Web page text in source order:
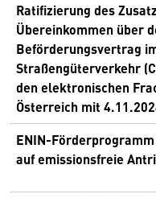
Ratifizierung des
Übereinkommen über
Beförderungsvertrag
Straßengüterverkehr
den elektronischen
Österreich mit
ENIN-
auf emissionsfreie